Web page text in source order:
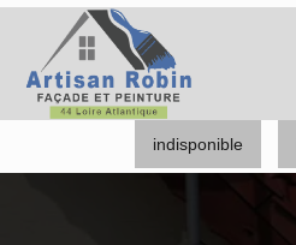
indisponible